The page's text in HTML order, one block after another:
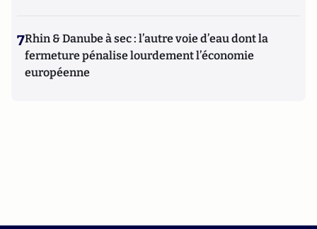
7Rhin & Danube à sec : l’autre voie d’eau dont la
fermeture pénalise lourdement l’économie
européenne